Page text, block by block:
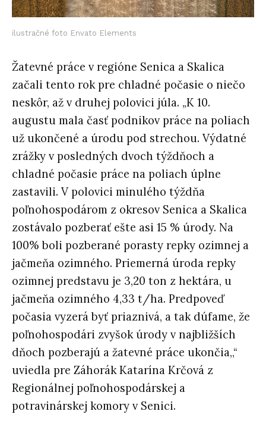
ilustračné foto Envato Elements
Žatevné práce v regióne Senica a Skalica
začali tento rok pre chladné počasie o niečo
neskôr, až v druhej polovici júla. „K 10.
augustu mala časť podnikov práce na poliach
už ukončené a úrodu pod strechou. Výdatné
zrážky v posledných dvoch týždňoch a
chladné počasie práce na poliach úplne
zastavili. V polovici minulého týždňa
poľnohospodárom z okresov Senica a Skalica
zostávalo pozberať ešte asi 15 % úrody. Na
100% boli pozberané porasty repky ozimnej a
jačmeňa ozimného. Priemerná úroda repky
ozimnej predstavu je 3,20 ton z hektára, u
jačmeňa ozimného 4,33 t/ha. Predpoveď
počasia vyzerá byť priaznivá, a tak dúfame, že
poľnohospodári zvyšok úrody v najbližších
dňoch pozberajú a žatevné práce ukončia,,“
uviedla pre Záhorák Katarína Krčová z
Regionálnej poľnohospodárskej a
potravinárskej komory v Senici.